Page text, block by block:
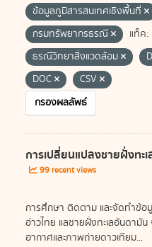
ข้อมูลภูมิสารสนเทศเชิงพื้นที่
กรมทรัพยากรธรณี
แท็ค:
ธรณีวิทยาสิ่งแวดล้อม
DOC
CSV
กรองผลลัพธ์
การเปลี่ยนแปลงชายฝั่งทะเ
99 recent views
การศึกษา ติดตาม และจัดทำข้อมู
อ่าวไทย แลชายฝั่งทะเลอันดามั
อากาศและภาพถ่ายดาวเทียม...